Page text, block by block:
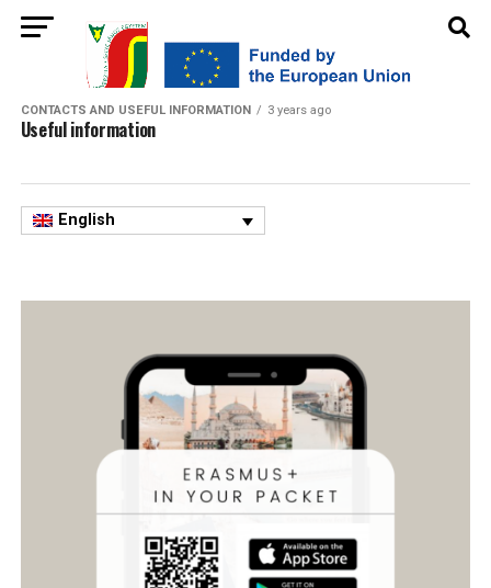
CONTACTS AND USEFUL INFORMATION 3 years ago
Useful information
English